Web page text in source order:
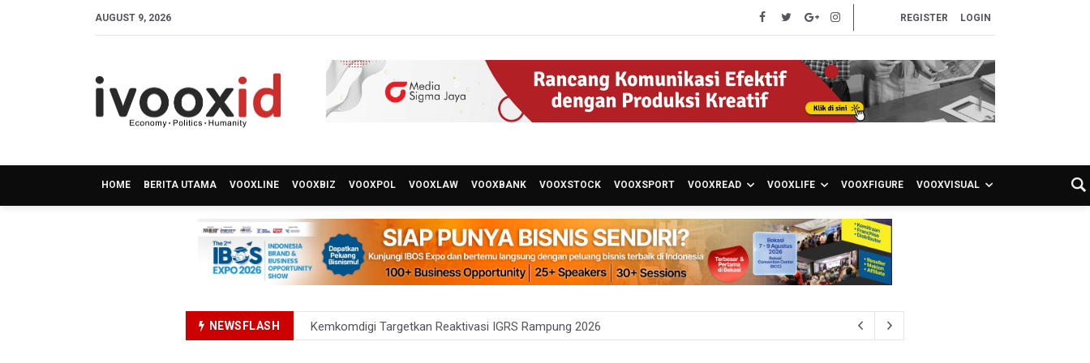
AUGUST 9, 2026 REGISTER LOGIN
HOME BERITA UTAMA VOOXLINE VOOXBIZ VOOXPOL VOOXLAW VOOXBANK VOOXSTOCK VOOXSPORT VOOXREAD VOOXLIFE VOOXFIGURE VOOXVISUAL
NEWSFLASH
Kemkomdigi Targetkan Reaktivasi IGRS Rampung 2026